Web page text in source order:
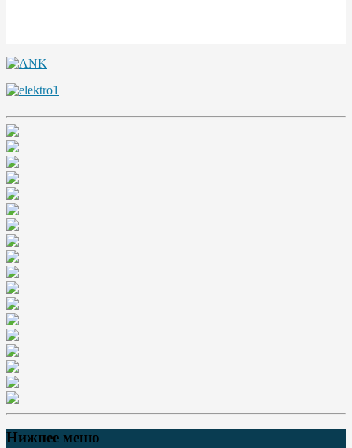
Нижнее меню